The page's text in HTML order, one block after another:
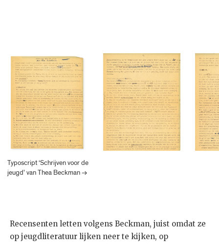
Typoscript ‘Schrijven voor de
jeugd’ van Thea Beckman →
Recensenten letten volgens Beckman, juist omdat ze
op jeugdliteratuur lijken neer te kijken, op